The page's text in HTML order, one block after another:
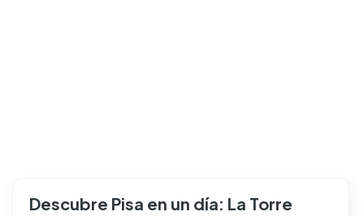
Descubre Pisa en un día: La Torre